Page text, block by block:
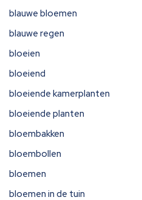
blauwe bloemen
blauwe regen
bloeien
bloeiend
bloeiende kamerplanten
bloeiende planten
bloembakken
bloembollen
bloemen
bloemen in de tuin